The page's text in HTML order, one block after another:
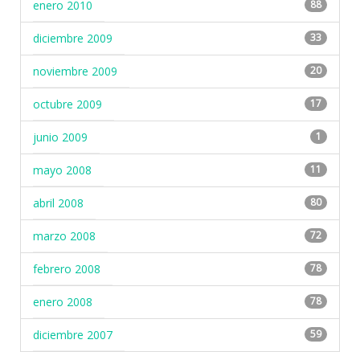
enero 2010 88
diciembre 2009 33
noviembre 2009 20
octubre 2009 17
junio 2009 1
mayo 2008 11
abril 2008 80
marzo 2008 72
febrero 2008 78
enero 2008 78
diciembre 2007 59